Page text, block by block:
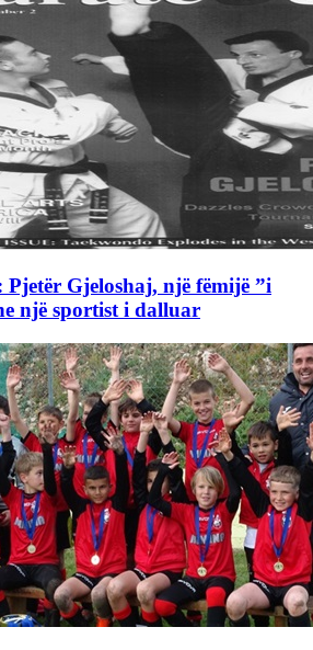
Gjeloshaj, një fëmijë ”i
një sportist i dalluar